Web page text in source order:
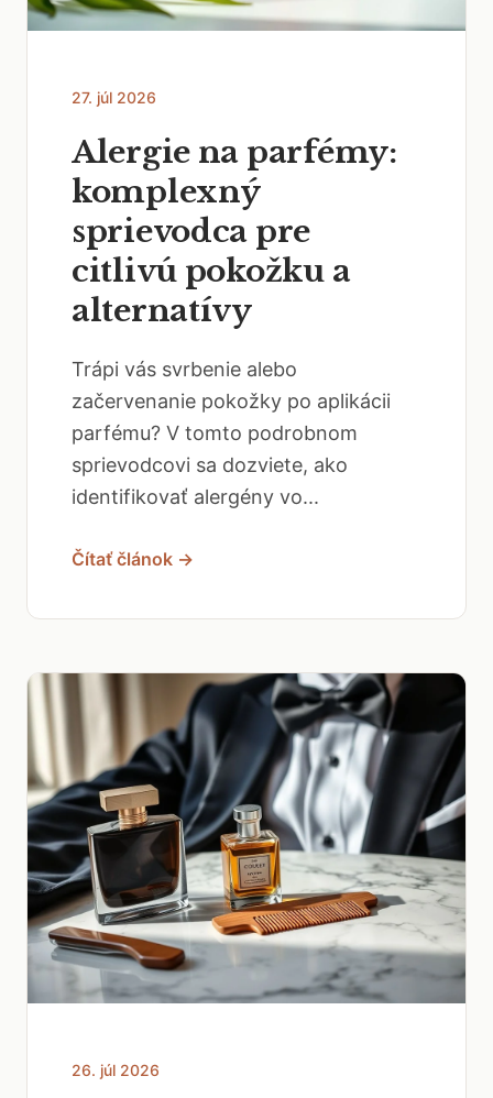
27. júl 2026
Alergie na parfémy:
komplexný
sprievodca pre
citlivú pokožku a
alternatívy
Trápi vás svrbenie alebo
začervenanie pokožky po aplikácii
parfému? V tomto podrobnom
sprievodcovi sa dozviete, ako
identifikovať alergény vo...
Čítať článok →
26. júl 2026